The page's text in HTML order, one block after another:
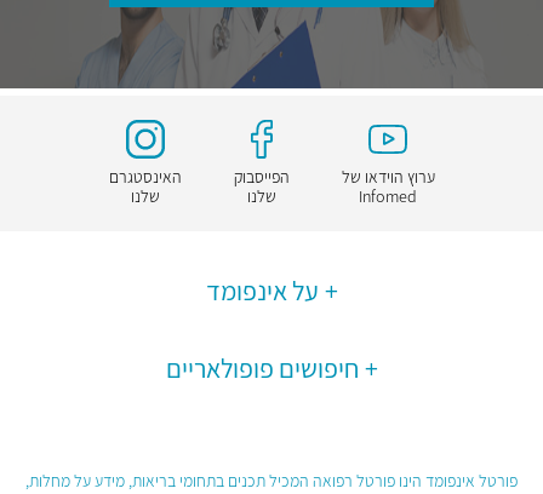
ערוץ הוידאו של
Infomed
הפייסבוק
שלנו
האינסטגרם
שלנו
על אינפומד
חיפושים פופולאריים
פורטל אינפומד הינו פורטל רפואה המכיל תכנים בתחומי בריאות, מידע על מחלות,